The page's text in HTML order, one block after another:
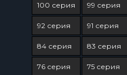
100 серия 99 серия
92 серия 91 серия
84 серия 83 серия
76 серия 75 серия